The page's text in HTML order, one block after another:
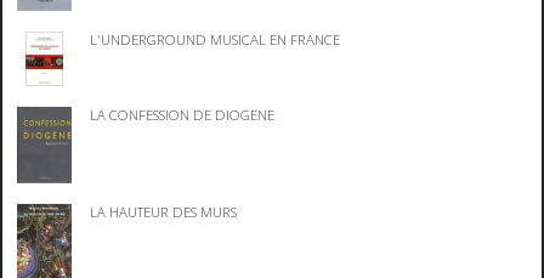
L'UNDERGROUND MUSICAL EN FRANCE
LA CONFESSION DE DIOGENE
LA HAUTEUR DES MURS